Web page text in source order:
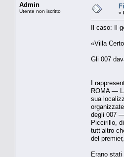
Admin
Utente non iscritto «
Il caso: Il
«Villa
Gli 007
I
ROMA —
sua
degli 007
Picci­rillo,
tutt’altro
del
Erano stati